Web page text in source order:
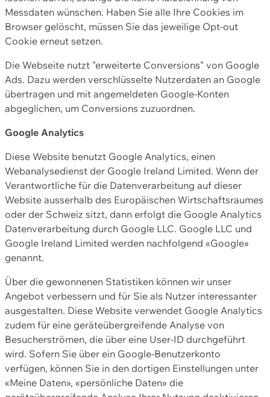
Messdaten wünschen. Haben Sie alle Ihre Cookies im
Browser gelöscht, müssen Sie das jeweilige Opt-out
Cookie erneut setzen.
Die Webseite nutzt "erweiterte Conversions" von Google
Ads. Dazu werden verschlüsselte Nutzerdaten an Google
übertragen und mit angemeldeten Google-Konten
abgeglichen, um Conversions zuzuordnen.
Google Analytics
Diese Website benutzt Google Analytics, einen
Webanalysedienst der Google Ireland Limited. Wenn der
Verantwortliche für die Datenverarbeitung auf dieser
Website ausserhalb des Europäischen Wirtschaftsraumes
oder der Schweiz sitzt, dann erfolgt die Google Analytics
Datenverarbeitung durch Google LLC. Google LLC und
Google Ireland Limited werden nachfolgend «Google»
genannt.
Über die gewonnenen Statistiken können wir unser
Angebot verbessern und für Sie als Nutzer interessanter
ausgestalten. Diese Website verwendet Google Analytics
zudem für eine geräteübergreifende Analyse von
Besucherströmen, die über eine User-ID durchgeführt
wird. Sofern Sie über ein Google-Benutzerkonto
verfügen, können Sie in den dortigen Einstellungen unter
«Meine Daten», «persönliche Daten» die